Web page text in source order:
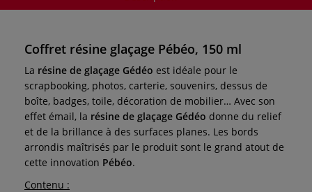
Coffret résine glaçage Pébéo, 150 ml
La résine de glaçage Gédéo est idéale pour le
scrapbooking, photos, carterie, souvenirs, dessus de
boîte, badges, toile, décoration de mobilier… Avec son
effet émail, la résine de glaçage Gédéo donne du relief
et de la brillance à des surfaces planes. Les bords
arrondis maîtrisés par le produit sont le grand atout de
cette innovation Pébéo.
Contenu :